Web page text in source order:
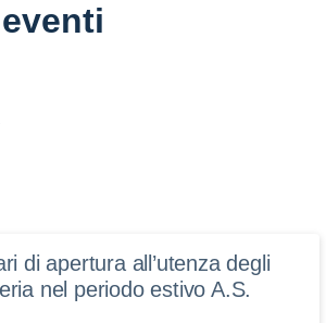
di apertura all’utenza degli
nel periodo estivo A.S.